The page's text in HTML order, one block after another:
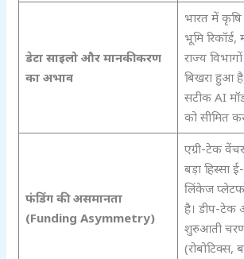
डेटा साइलो और मानकीकरण
का अभाव
भारत में कृषि
भूमि रिकॉर्ड,
राज्य
बिखरा हुआ
सटीक AI
को सीमित
फंडिंग की असमानता
(Funding Asymmetry)
एग्री-टेक
बड़ा हिस्सा
लिंकेज
है। डीप-टेक
शुरुआती चरण
(रोबोटिक्स,